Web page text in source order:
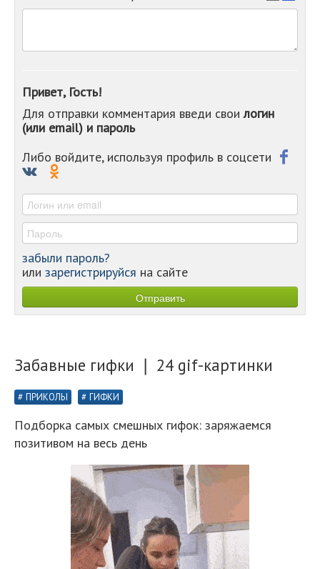
-
-
-
-
Привет, Гость!
Для отправки комментария введи своилогин
(или email) и пароль
Либо войдите, используя профиль в соцсети
забыли пароль?
или зарегистрируйся на сайте
Забавные гифки ❘ 24 gif-картинки
ПРИКОЛЫ ГИФКИ
Подборка самых смешных гифок: заряжаемся
позитивом на весь день